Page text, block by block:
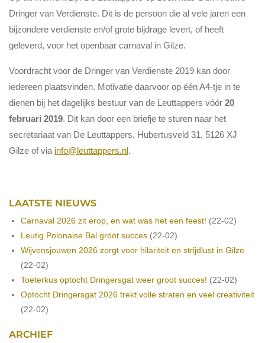
Dringer van Verdienste. Dit is de persoon die al vele jaren een
bijzondere verdienste en/of grote bijdrage levert, of heeft
geleverd, voor het openbaar carnaval in Gilze.
Voordracht voor de Dringer van Verdienste 2019 kan door
iedereen plaatsvinden. Motivatie daarvoor op één A4-tje in te
dienen bij het dagelijks bestuur van de Leuttappers vóór 20
februari 2019. Dit kan door een briefje te sturen naar het
secretariaat van De Leuttappers, Hubertusveld 31, 5126 XJ
Gilze of via info@leuttappers.nl.
LAATSTE NIEUWS
Carnaval 2026 zit erop, en wat was het een feest! (22-02)
Leutig Polonaise Bal groot succes (22-02)
Wijvensjouwen 2026 zorgt voor hilariteit en strijdlust in Gilze
(22-02)
Toeterkus optocht Dringersgat weer groot succes! (22-02)
Optocht Dringersgat 2026 trekt volle straten en veel creativiteit
(22-02)
ARCHIEF